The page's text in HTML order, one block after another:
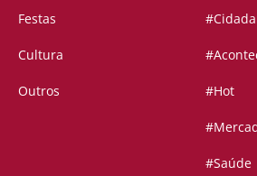
Festas
Cultura
Outros #Hot
#Saúde